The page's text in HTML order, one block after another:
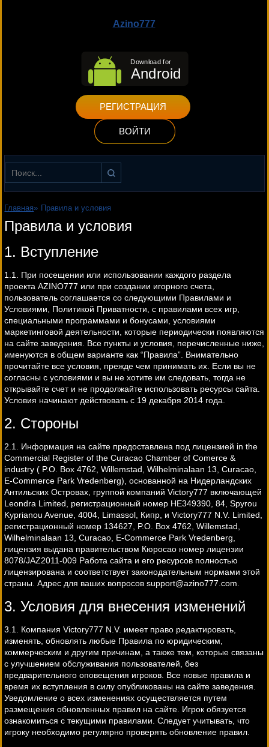
Azino777
РЕГИСТРАЦИЯ
ВОЙТИ
Главная» Правила и условия
Правила и условия
1. Вступление
1.1. При посещении или использовании каждого раздела
проекта AZINO777 или при создании игорного счета,
пользователь соглашается со следующими Правилами и
Условиями, Политикой Приватности, с правилами всех игр,
специальными программами и бонусами, условиями
маркетинговой деятельности, которые периодически появляются
на сайте заведения. Все пункты и условия, перечисленные ниже,
именуются в общем варианте как “Правила”. Внимательно
прочитайте все условия, прежде чем принимать их. Если вы не
согласны с условиями и вы не хотите им следовать, тогда не
открывайте счет и не продолжайте использовать ресурсы сайта.
Условия начинают действовать с 19 декабря 2014 года.
2. Стороны
2.1. Информация на сайте предоставлена под лицензией in the
Commercial Register of the Curacao Chamber of Comerce &
industry ( P.O. Box 4762, Willemstad, Wilhelminalaan 13, Curacao,
E-Commerce Park Vredenberg), основанной на Нидерландских
Антильских Островах, группой компаний Victory777 включающей
Leondra Limited, регистрационный номер HE349390, 84, Spyrou
Kyprianou Avenue, 4004, Limassol, Кипр, и Victory777 N.V. Limited,
регистрационный номер 134627, P.O. Box 4762, Willemstad,
Wilhelminalaan 13, Curacao, E-Commerce Park Vredenberg,
лицензия выдана правительством Кюросао номер лицензии
8078/JAZ2011-009 Работа сайта и его ресурсов полностью
лицензирована и соответствует законодательным нормами этой
страны. Адрес для ваших вопросовsupport@azino777.com
3. Условия для внесения изменений
3.1. Компания Victory777 N.V. имеет право редактировать,
изменять, обновлять любые Правила по юридическим,
коммерческим и другим причинам, а также тем, которые связаны
с улучшением обслуживания пользователей, без
предварительного оповещения игроков. Все новые правила и
время их вступления в силу опубликованы на сайте заведения.
Уведомление о всех изменениях осуществляется путем
размещения обновленных правил на сайте. Игрок обязуется
ознакомиться с текущими правилами. Следует учитывать, что
игроку необходимо регулярно проверять обновление правил.